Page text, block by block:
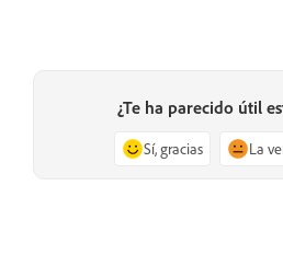
¿Te ha parecido útil
Sí, gracias La